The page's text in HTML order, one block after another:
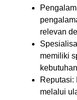
relevan
memiliki
Reputasi:
melalui